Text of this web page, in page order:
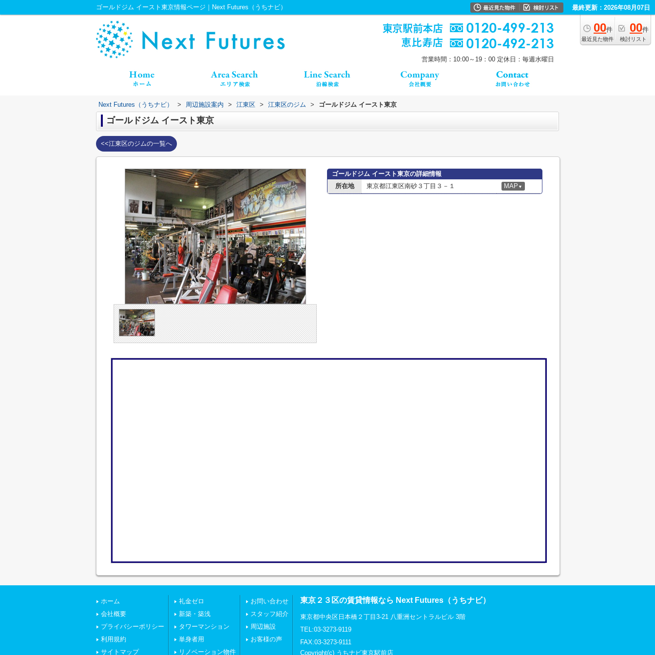
ゴールドジム イースト東京情報ページ｜Next Futures（うちナビ） 最終更新：2026年08月07日
00件
最近見た物件
00件
検討リスト
営業時間：10:00～19：00 定休日：毎週水曜日
Next Futures（うちナビ） > 周辺施設案内 > 江東区 > 江東区のジム > ゴールドジム イースト東京
ゴールドジム イースト東京
<<江東区のジムの一覧へ
ゴールドジム イースト東京の詳細情報
所在地
東京都江東区南砂３丁目３－１ MAP ▼
ホーム
会社概要
プライバシーポリシー
利用規約
サイトマップ
礼金ゼロ
新築・築浅
タワーマンション
単身者用
リノベーション物件
お問い合わせ
スタッフ紹介
周辺施設
お客様の声
東京２３区の賃貸情報なら Next Futures（うちナビ）
東京都中央区日本橋２丁目3-21 八重洲セントラルビル 3階
TEL:03-3273-9119
FAX:03-3273-9111
Copyright(c) うちナビ東京駅前店